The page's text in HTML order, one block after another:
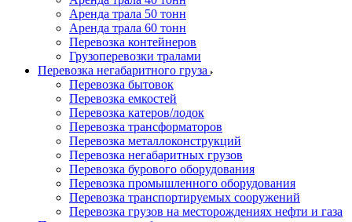
Аренда трала 50 тонн
Аренда трала 60 тонн
Перевозка контейнеров
Грузоперевозки тралами
Перевозка негабаритного груза
Перевозка бытовок
Перевозка емкостей
Перевозка катеров/лодок
Перевозка трансформаторов
Перевозка металлоконструкций
Перевозка негабаритных грузов
Перевозка бурового оборудования
Перевозка промышленного оборудования
Перевозка транспортируемых сооружений
Перевозка грузов на месторождениях нефти и газа